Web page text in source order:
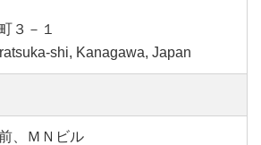
３－１
shi, Kanagawa, Japan
、ＭＮビル